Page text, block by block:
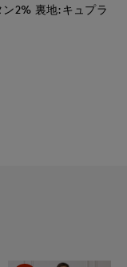
2% 裏地:キュプラ